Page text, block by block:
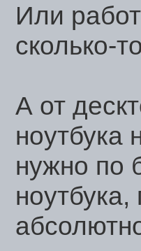
Или
сколько-
А от
ноутбука
нужно по